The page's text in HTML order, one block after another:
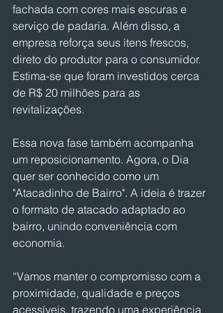
fachada com cores mais escuras e
serviço de padaria. Além disso, a
empresa reforça seus itens frescos,
direto do produtor para o consumidor.
Estima-se que foram investidos cerca
de R$ 20 milhões para as
revitalizações.
Essa nova fase também acompanha
um reposicionamento. Agora, o Dia
quer ser conhecido como um
"Atacadinho de Bairro". A ideia é trazer
o formato de atacado adaptado ao
bairro, unindo conveniência com
economia.
“Vamos manter o compromisso com a
proximidade, qualidade e preços
acessíveis, trazendo uma experiência